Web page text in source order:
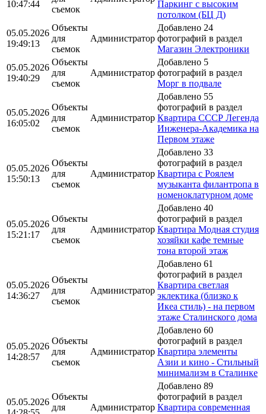
10:47:44
съемок
Паркинг с высоким
потолком (БЦ Д)
05.05.2026
19:49:13
Объекты
для
съемок
Администратор
Добавлено 24
фотографий в раздел
Магазин Электроники
05.05.2026
19:40:29
Объекты
для
съемок
Администратор
Добавлено 5
фотографий в раздел
Морг в подвале
05.05.2026
16:05:02
Объекты
для
съемок
Администратор
Добавлено 55
фотографий в раздел
Квартира СССР Легенда
Инженера-Академика на
Первом этаже
05.05.2026
15:50:13
Объекты
для
съемок
Администратор
Добавлено 33
фотографий в раздел
Квартира с Роялем
музыканта филантропа в
номеноклатурном доме
05.05.2026
15:21:17
Объекты
для
съемок
Администратор
Добавлено 40
фотографий в раздел
Квартира Модная студия
хозяйки кафе темные
тона второй этаж
05.05.2026
14:36:27
Объекты
для
съемок
Администратор
Добавлено 61
фотографий в раздел
Квартира светлая
эклектика (близко к
Икеа стиль) - на первом
этаже Сталинского дома
05.05.2026
14:28:57
Объекты
для
съемок
Администратор
Добавлено 60
фотографий в раздел
Квартира элементы
Азии и кино - Стильный
минимализм в Сталинке
05.05.2026
Объекты
для
Администратор
Добавлено 89
фотографий в раздел
Квартира современная